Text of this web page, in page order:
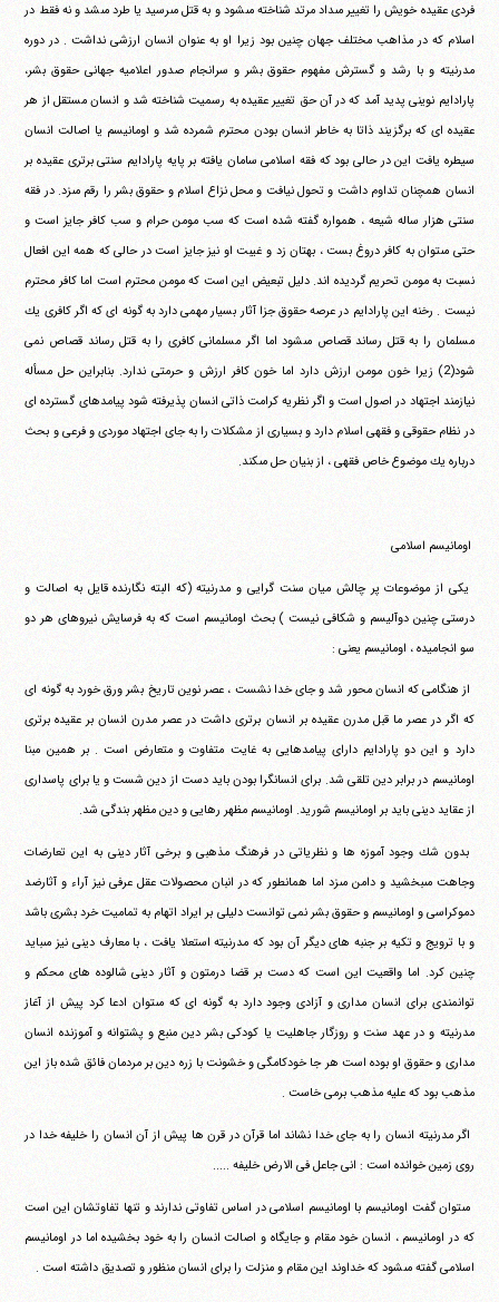
فردى عقيده خويش را تغيير مى‎داد مرتد‏ ‏شناخته مى‎شود و به قتل مى‎رسيد يا طرد مى‎شد و نه فقط در
اسلام كه در‏ ‏مذاهب مختلف جهان چنين بود زيرا او به عنوان انسان ارزشى نداشت .‏ ‏در دوره
مدرنيته و با رشد و گسترش مفهوم حقوق بشر و سرانجام‏ ‏صدور اعلاميه جهانى حقوق بشر،
پارادايم نوينى پديد آمد كه در آن‏ ‏حق تغيير عقيده به رسميت شناخته شد و انسان مستقل از هر
عقيده اى‏ ‏كه برگزيند ذاتا به خاطر انسان بودن محترم شمرده شد و اومانيسم يا‏ ‏اصالت انسان
سيطره يافت اين در حالى بود كه فقه اسلامى سامان يافته‏ ‏بر پايه پارادايم سنتى برترى عقيده بر
انسان همچنان تداوم داشت و‏ ‏تحول نيافت و محل نزاع اسلام و حقوق بشر را رقم مى‎زد. در فقه
سنتى‏ ‏هزار ساله شيعه ، همواره گفته شده است كه سب مومن حرام و سب كافر‏ ‏جايز است و
حتى مى‎توان به كافر دروغ بست ، بهتان زد و غيبت او نيز‏ ‏جايز است در حالى كه همه اين افعال
نسبت به مومن تحريم گرديده اند.‏ ‏دليل تبعيض اين است كه مومن محترم است اما كافر محترم
نيست .‏ ‏رخنه اين پارادايم در عرصه حقوق جزا آثار بسيار مهمى دارد به گونه اى‏ ‏كه اگر كافرى يك
مسلمان را به قتل رساند قصاص مى‎شود اما اگر‏ ‏مسلمانى كافرى را به قتل رساند قصاص نمى
شود(2) زيرا خون مومن‏ ‏ارزش دارد اما خون كافر ارزش و حرمتى ندارد. بنابراين حل مسأله‏
‏نيازمند اجتهاد در اصول است و اگر نظريه كرامت ذاتى انسان پذيرفته‏ ‏شود پيامدهاى گسترده اى
در نظام حقوقى و فقهى اسلام دارد و بسيارى‏ ‏از مشكلات را به جاى اجتهاد موردى و فرعى و بحث
درباره يك‏ ‏موضوع خاص فقهى ، از بنيان حل مى‎كند.
‏ ‏اومانيسم اسلامى
‏ ‏يكى از موضوعات پر چالش ميان سنت گرايى و مدرنيته (كه البته‏ ‏نگارنده قايل به اصالت و
درستى چنين دوآليسم و شكافى نيست )‏ ‏بحث اومانيسم است كه به فرسايش نيروهاى هر دو
سو انجاميده ،‏ ‏اومانيسم يعنى :
‏ ‏از هنگامى كه انسان محور شد و جاى خدا نشست ، عصر نوين‏ ‏تاريخ بشر ورق خورد به گونه اى
كه اگر در عصر ما قبل مدرن عقيده بر‏ ‏انسان برترى داشت در عصر مدرن انسان بر عقيده برترى
دارد و اين دو‏ ‏پارادايم داراى پيامدهايى به غايت متفاوت و متعارض است . بر همين‏ ‏مبنا
اومانيسم در برابر دين تلقى شد. براى انسانگرا بودن بايد دست از‏ ‏دين شست و يا براى پاسدارى
از عقايد دينى بايد بر اومانيسم شوريد.‏ ‏اومانيسم مظهر رهايى و دين مظهر بندگى شد.
‏ ‏بدون شك وجود آموزه ها و نظرياتى در فرهنگ مذهبى و برخى‏ ‏آثار دينى به اين تعارضات
وجاهت مى‎بخشيد و دامن مى‎زد اما‏ ‏همانطور كه در انبان محصولات عقل عرفى نيز آراء و آثارضد‏
‏دموكراسى و اومانيسم و حقوق بشر نمى توانست دليلى بر ايراد اتهام به‏ ‏تماميت خرد بشرى باشد
و با ترويج و تكيه بر جنبه هاى ديگر آن بود كه‏ ‏مدرنيته استعلا يافت ، با معارف دينى نيز مى‎بايد
چنين كرد. اما واقعيت‏ ‏اين است كه دست بر قضا درمتون و آثار دينى شالوده هاى محكم و‏
‏توانمندى براى انسان مدارى و آزادى وجود دارد به گونه اى كه مى‎توان‏ ‏ادعا كرد پيش از آغاز
مدرنيته و در عهد سنت و روزگار جاهليت يا‏ ‏كودكى بشر دين منبع و پشتوانه و آموزنده انسان
مدارى و حقوق او‏ ‏بوده است هر جا خودكامگى و خشونت با زره دين بر مردمان فائق شده‏ ‏باز اين
مذهب بود كه عليه مذهب برمى خاست .
‏ ‏اگر مدرنيته انسان را به جاى خدا نشاند اما قرآن در قرن ها پيش از آن‏ ‏انسان را خليفه خدا در
روى زمين خوانده است : انى جاعل فى الارض‏ ‏خليفه .....
‏ ‏مى‎توان گفت اومانيسم با اومانيسم اسلامى در اساس تفاوتى ندارند‏ ‏و تنها تفاوتشان اين است
كه در اومانيسم ، انسان خود مقام و جايگاه و‏ ‏اصالت انسان را به خود بخشيده اما در اومانيسم
اسلامى گفته مى‎شود كه‏ ‏خداوند اين مقام و منزلت را براى انسان منظور و تصديق داشته است .